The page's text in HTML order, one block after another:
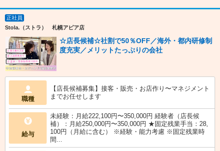
正社員
Stola.（ストラ） 札幌アピア店
☆店長候補☆社割で50％OFF／海外・都内研修制
度充実／メリットたっぷりの会社
職種
【店長候補募集】接客・販売・お店作り〜マネジメント
までお任せします
給与
未経験：月給222,100円〜350,000円 経験者（店長候
補）：月給250,000円〜350,000円 ★固定残業手当：28,
100円（月給に含む） ※経験・能力考慮 ※固定残業時
間...